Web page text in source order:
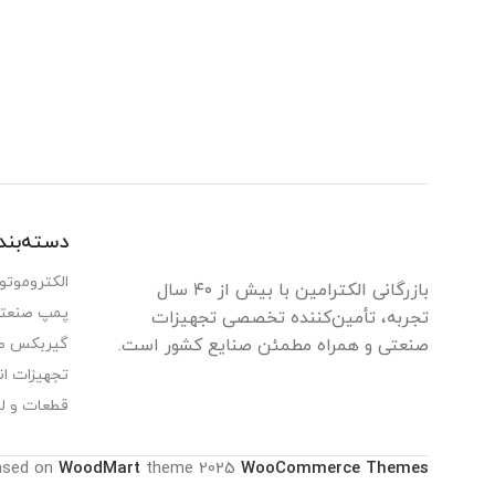
بازرگانی الکترامین با بیش از ۴۰ سال
تجربه، تأمین‌کننده تخصصی تجهیزات
صنعتی و همراه مطمئن صنایع کشور است.
پمپ
گیربکس
تجهیزات
قطعات و
on WoodMart theme 2025 WooCommerce Themes